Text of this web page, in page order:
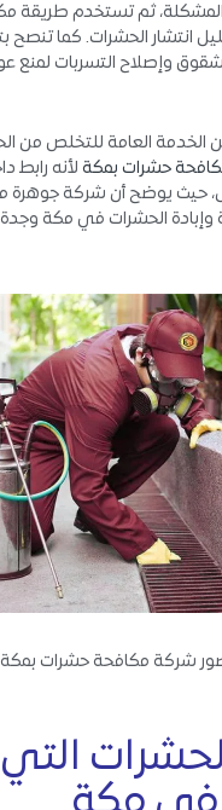
ثم تستخدم طريقة
انتشار الحشرات. كما تنصح
وإصلاح التسربات لمنع
الخدمة العامة للتخلص من
حشرات بمكة لأنه رابط
حيث يوضح أن شركة جوهرة
الحشرات في مكة
شركة مكافحة حشرات بمكة
التي